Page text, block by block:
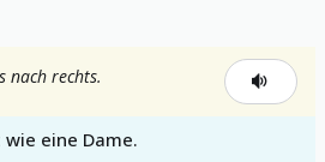
nach rechts.
eine Dame.